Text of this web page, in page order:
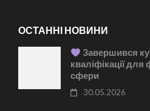
ОСТАННІ НОВИНИ
Завершився
кваліфікації для
сфери
30.05.2026